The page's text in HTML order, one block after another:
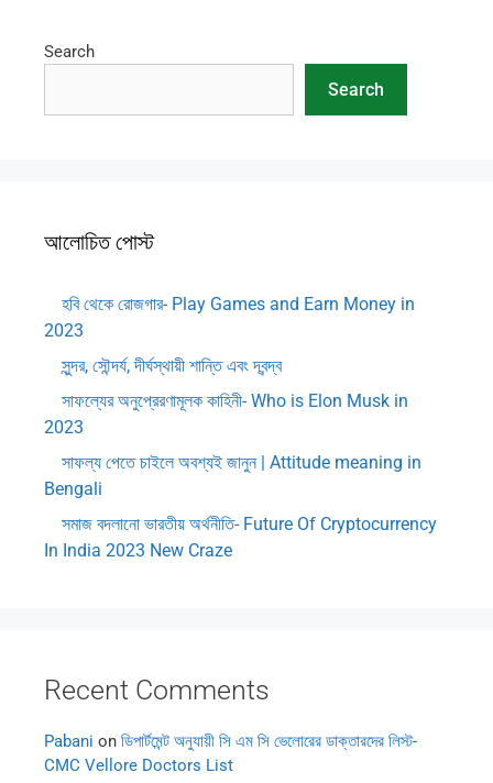
Search
Search
আলোচিত পোস্ট
হবি থেকে রোজগার- Play Games and Earn Money in
2023
সুন্দর, সৌন্দর্য, দীর্ঘস্থায়ী শান্তি এবং দ্বন্দ্ব
সাফল্যের অনুপ্রেরণামূলক কাহিনী- Who is Elon Musk in
2023
সাফল্য পেতে চাইলে অবশ্যই জানুন | Attitude meaning in
Bengali
সমাজ বদলানো ভারতীয় অর্থনীতি- Future Of Cryptocurrency
In India 2023 New Craze
Recent Comments
Pabani on ডিপার্টমেন্ট অনুযায়ী সি এম সি ভেলোরের ডাক্তারদের লিস্ট-
CMC Vellore Doctors List